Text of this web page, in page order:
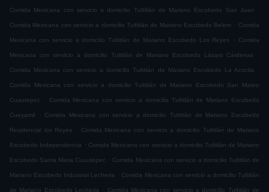
Comida Mexicana con servicio a domicilio Tultitlán de Mariano Escobedo San Juan .
Comida Mexicana con servicio a domicilio Tultitlán de Mariano Escobedo Belem . Comida
Mexicana con servicio a domicilio Tultitlán de Mariano Escobedo Los Reyes . Comida
Mexicana con servicio a domicilio Tultitlán de Mariano Escobedo Lázaro Cárdenas .
Comida Mexicana con servicio a domicilio Tultitlán de Mariano Escobedo La Acocila .
Comida Mexicana con servicio a domicilio Tultitlán de Mariano Escobedo San Mateo
Cuautepec . Comida Mexicana con servicio a domicilio Tultitlán de Mariano Escobedo
Cueyamil . Comida Mexicana con servicio a domicilio Tultitlán de Mariano Escobedo
Residencial los Reyes . Comida Mexicana con servicio a domicilio Tultitlán de Mariano
Escobedo Independencia . Comida Mexicana con servicio a domicilio Tultitlán de Mariano
Escobedo Santa Maria Cuautepec . Comida Mexicana con servicio a domicilio Tultitlán de
Mariano Escobedo Industrial Lecheria . Comida Mexicana con servicio a domicilio Tultitlán
de Mariano Escobedo Lecheria . Comida Mexicana con servicio a domicilio Tultitlán de